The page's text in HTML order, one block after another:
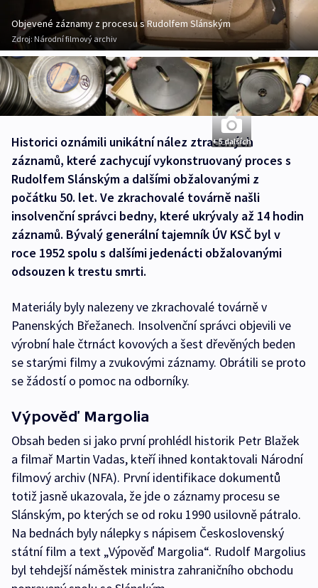
Objevené záznamy z procesu s Rudolfem Slánským
Zdroj: Národní filmový archiv
+ 5 dalších
Historici oznámili unikátní nález ztracených
záznamů, které zachycují vykonstruovaný proces s
Rudolfem Slánským a dalšími obžalovanými z
počátku 50. let. Ve zkrachovalé továrně našli
insolvenční správci bedny, které ukrývaly až 14 hodin
záznamů. Bývalý generální tajemník ÚV KSČ byl v
roce 1952 spolu s dalšími jedenácti obžalovanými
odsouzen k trestu smrti.
Materiály byly nalezeny ve zkrachovalé továrně v
Panenských Břežanech. Insolvenční správci objevili ve
výrobní hale čtrnáct kovových a šest dřevěných beden
se starými filmy a zvukovými záznamy. Obrátili se proto
se žádostí o pomoc na odborníky.
Výpověď Margolia
Obsah beden si jako první prohlédl historik Petr Blažek
a filmař Martin Vadas, kteří ihned kontaktovali Národní
filmový archiv (NFA). První identifikace dokumentů
totiž jasně ukazovala, že jde o záznamy procesu se
Slánským, po kterých se od roku 1990 usilovně pátralo.
Na bednách byly nálepky s nápisem Československý
státní film a text „Výpověď Margolia“. Rudolf Margolius
byl tehdejší náměstek ministra zahraničního obchodu